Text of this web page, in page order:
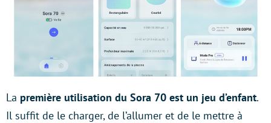
La première utilisation du Sora 70 est un jeu d’enfant.
Il suffit de le charger, de l’allumer et de le mettre à